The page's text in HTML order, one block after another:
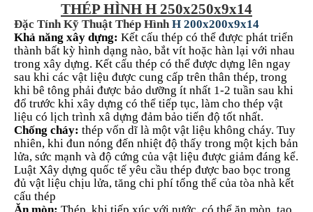
THÉP HÌNH H 250x250x9x14
Đặc Tính Kỹ Thuật Thép HìnhH 200x200x9x14
Khả năng xây dựng: Kết cấu thép có thể được phát triển
thành bất kỳ hình dạng nào, bắt vít hoặc hàn lại với nhau
trong xây dựng. Kết cấu thép có thể được dựng lên ngay
sau khi các vật liệu được cung cấp trên thân thép, trong
khi bê tông phải được bảo dưỡng ít nhất 1-2 tuần sau khi
đổ trước khi xây dựng có thể tiếp tục, làm cho thép vật
liệu có lịch trình xâ dựng đảm bảo tiến độ tốt nhất.
Chống cháy: thép vốn dĩ là một vật liệu không cháy. Tuy
nhiên, khi đun nóng đến nhiệt độ thấy trong một kịch bản
lửa, sức mạnh và độ cứng của vật liệu được giảm đáng kể.
Luật Xây dựng quốc tế yêu cầu thép được bao bọc trong
đủ vật liệu chịu lửa, tăng chi phí tổng thể của tòa nhà kết
cấu thép